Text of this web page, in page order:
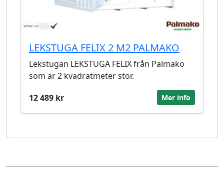
LEKSTUGA FELIX 2 M2 PALMAKO
Lekstugan LEKSTUGA FELIX från Palmako
som är 2 kvadratmeter stor.
12 489 kr
Mer info